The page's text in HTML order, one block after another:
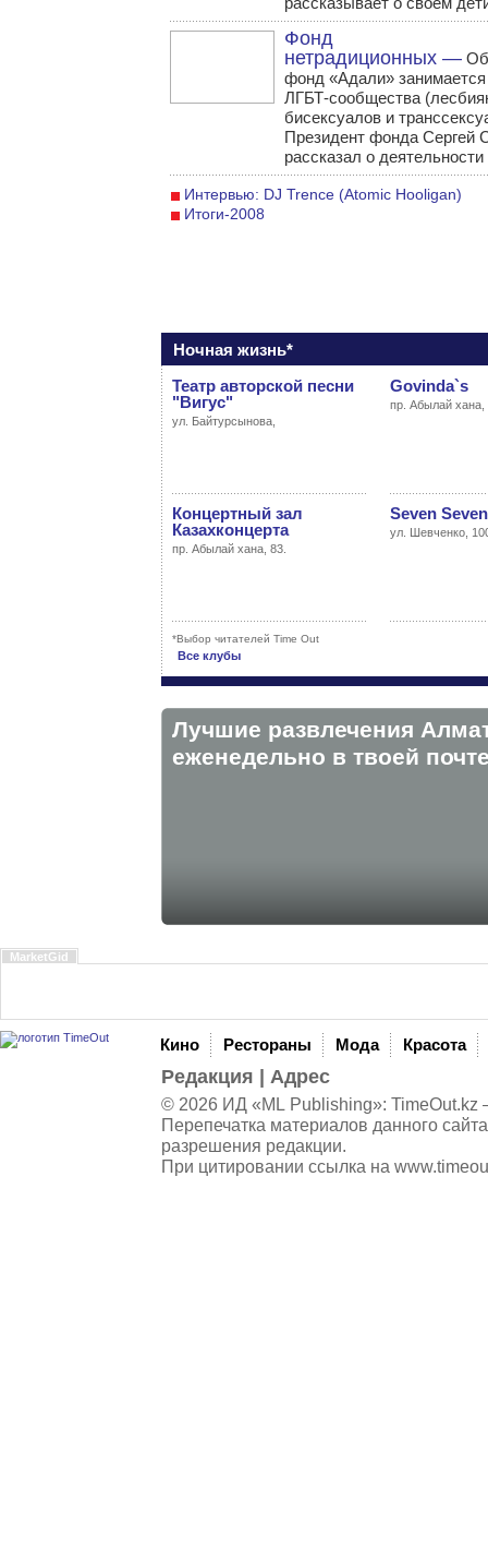
Фонд
нетрадиционных —
фонд «Адали»
ЛГБТ-сообщества
бисексуалов и
Президент фонда Сергей
рассказал о деятельности
Интервью: DJ Trence (Atomic Hooligan)
Итоги-2008
Ночная жизнь*
Театр авторской песни
"Вигус"
ул. Байтурсынова,
Govinda`s
пр. Абылай хана,
Концертный зал
Казахконцерта
пр. Абылай хана, 83.
Seven
ул. Шевченко,
*Выбор читателей Time Out
Все клубы
Лучшие развлечения
eженедельно в твоей
MarketGid
Кино Рестораны Мода Красота
Редакция Адрес
© 2026 ИД «ML Publishing»: TimeOut.kz
Перепечатка материалов данного
разрешения редакции.
При цитировании ссылка на